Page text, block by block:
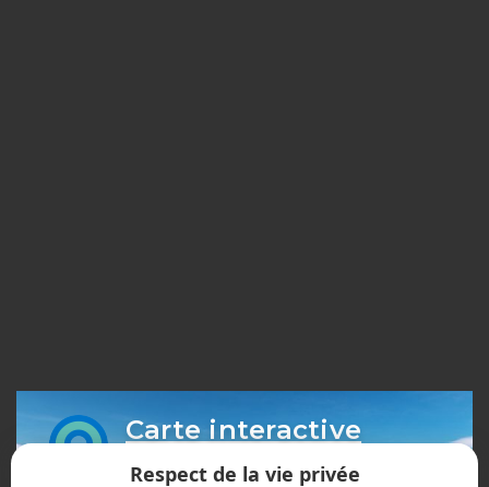
Carte interactive
des sentiers
Respect de la vie privée